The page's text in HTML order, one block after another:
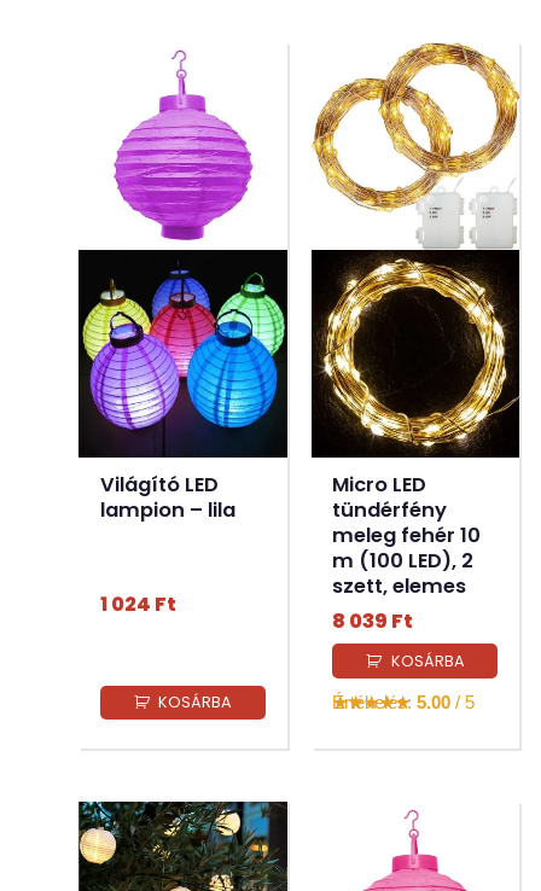
Világító LED
lampion – lila
1 024 Ft
KOSÁRBA
Micro LED
tündérfény
meleg fehér 10
m (100 LED), 2
szett, elemes
8 039 Ft
Értékelés:5.00 / 5
KOSÁRBA